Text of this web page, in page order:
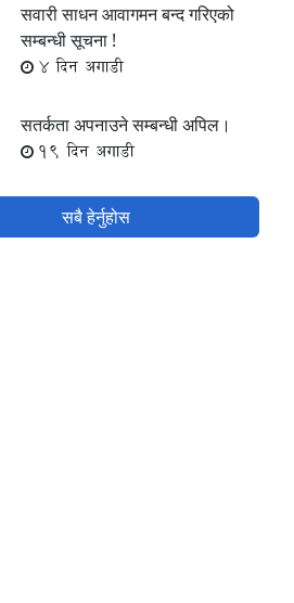
सवारी साधन आवागमन बन्द गरिएको
सम्बन्धी सूचना !
4 दिन अगाडी
सतर्कता अपनाउने सम्बन्धी अपिल।
19 दिन अगाडी
सबै हेर्नुहोस